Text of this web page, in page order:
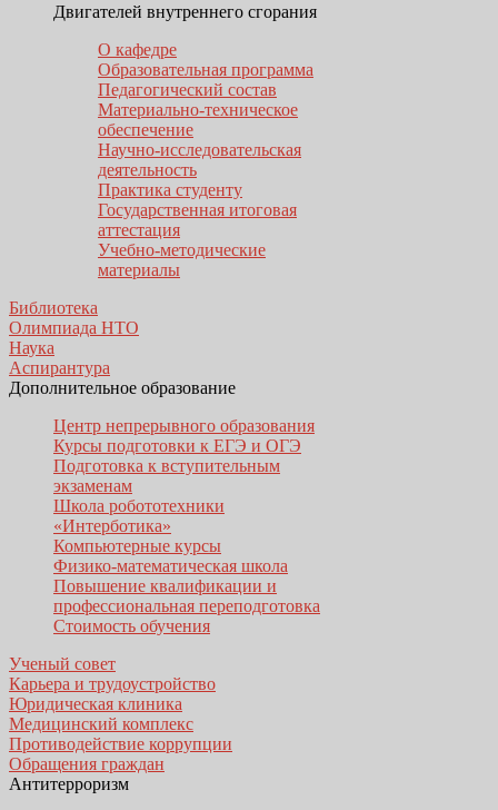
Двигателей внутреннего сгорания
О кафедре
Образовательная программа
Педагогический состав
Материально-техническое
обеспечение
Научно-исследовательская
деятельность
Практика студенту
Государственная итоговая
аттестация
Учебно-методические
материалы
Библиотека
Олимпиада НТО
Наука
Аспирантура
Дополнительное образование
Центр непрерывного образования
Курсы подготовки к ЕГЭ и ОГЭ
Подготовка к вступительным
экзаменам
Школа робототехники
«Интерботика»
Компьютерные курсы
Физико-математическая школа
Повышение квалификации и
профессиональная переподготовка
Стоимость обучения
Ученый совет
Карьера и трудоустройство
Юридическая клиника
Медицинский комплекс
Противодействие коррупции
Обращения граждан
Антитерроризм